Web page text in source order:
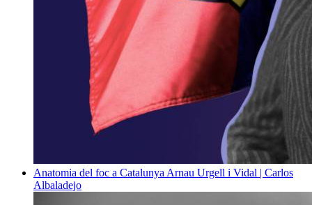
Anatomia del foc a Catalunya Arnau Urgell i Vidal | Carlos
Albaladejo